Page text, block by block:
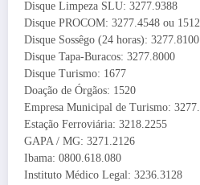
Disque Limpeza SLU: 3277.9388
Disque PROCOM: 3277.4548 ou 1512
Disque Sossêgo (24 horas): 3277.8100
Disque Tapa-Buracos: 3277.8000
Disque Turismo: 1677
Doação de Órgãos: 1520
Empresa Municipal de Turismo:
Estação Ferroviária: 3218.2255
GAPA / MG: 3271.2126
Ibama: 0800.618.080
Instituto Médico Legal: 3236.3128